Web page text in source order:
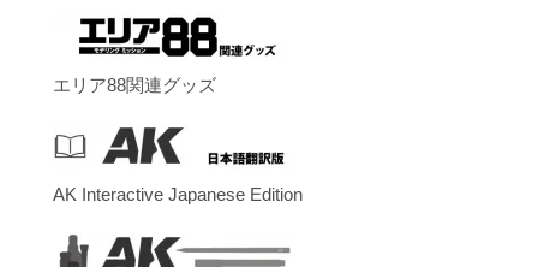
エリア88関連グッズ
AK Interactive Japanese Edition